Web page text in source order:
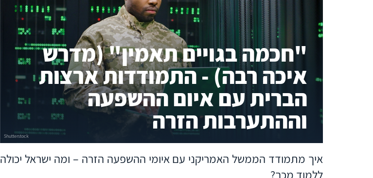
"חכמה בגויים תאמין" (מדרש
איכה רבה) - התמודדות ארצות
הברית עם איום ההשפעה
וההתערבות הזרה
איך מתמודד הממשל האמריקני עם איומי ההשפעה הזרה – ומה ישראל יכולה
ללמוד מכך?